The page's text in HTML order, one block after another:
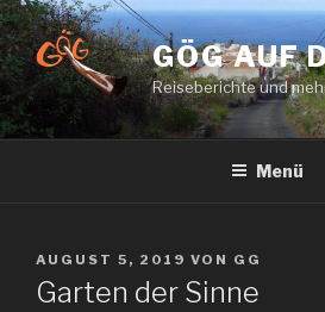
Zum
Inhalt
springen
GÖG AUF
Reiseberichte und
Menü
VERÖFFENTLICHT
AM
AUGUST 5, 2019 VON GG
Garten der Sinne